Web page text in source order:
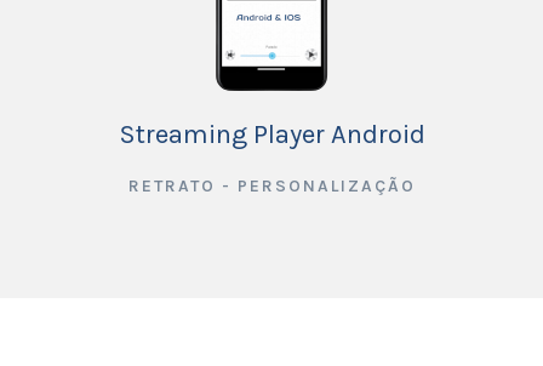
Streaming Player Android
RETRATO - PERSONALIZAÇÃO